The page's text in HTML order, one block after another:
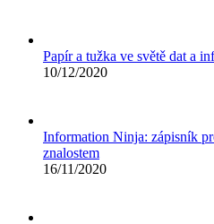
Papír a tužka ve světě dat a
10/12/2020
Information Ninja: zápisník
znalostem
16/11/2020